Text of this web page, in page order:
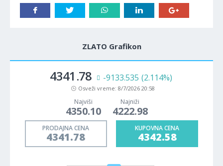
ZLATO Grafikon
4341.78 -9133.535 (2.114%)
Osveži vreme: 8/7/2026 20:58
Najviši
4350.10
Najniži
4222.98
PRODAJNA CENA
4341.78
KUPOVNA CENA
4342.58